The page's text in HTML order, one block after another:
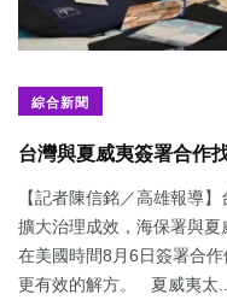
綜合新聞
台灣與夏威夷簽署合作
【記者陳信銘／高雄報導
擴大治理成效，海保署與夏
在美國時間8月6日簽署合
更有效的解方。 夏威夷太...